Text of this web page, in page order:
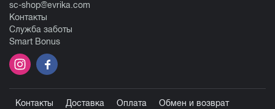
sc-shop@evrika.com
Контакты
Служба заботы
Smart Bonus
Контакты Доставка Оплата Обмен и возврат